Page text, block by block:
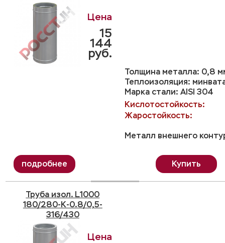
Толщина металла: 0,8
Теплоизоляция:
Марка стали: AISI 304
Кислотостойкость:
Жаростойкость:
Металл внешнего
15
144
руб.
Купить
Труба изол. L1000
180/280-K-0.8/0,5-
316/430